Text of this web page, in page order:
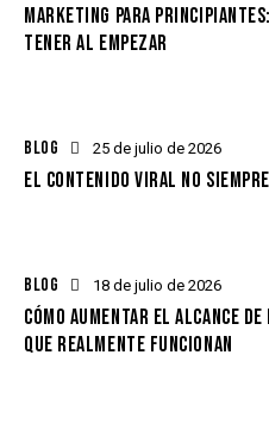
MARKETING PARA
TENER AL EMPEZAR
BLOG 25 de julio de 2026
EL CONTENIDO VIRAL NO
BLOG 18 de julio de 2026
CÓMO AUMENTAR EL ALCANCE
QUE REALMENTE FUNCIONAN